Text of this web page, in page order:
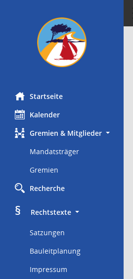
Startseite
Kalender
Gremien & Mitglieder
Mandatsträger
Gremien
Recherche
§
     Rechtstexte
Satzungen
Bauleitplanung
Impressum